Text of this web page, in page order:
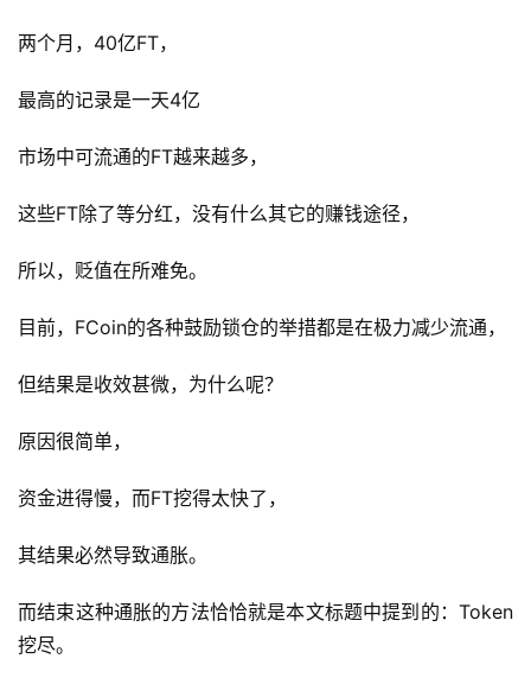
两个月，40亿FT，
最高的记录是一天4亿
市场中可流通的FT越来越多，
这些FT除了等分红，没有什么其它的赚钱途径，
所以，贬值在所难免。
目前，FCoin的各种鼓励锁仓的举措都是在极力减少流通，
但结果是收效甚微，为什么呢？
原因很简单，
资金进得慢，而FT挖得太快了，
其结果必然导致通胀。
而结束这种通胀的方法恰恰就是本文标题中提到的：Token
挖尽。